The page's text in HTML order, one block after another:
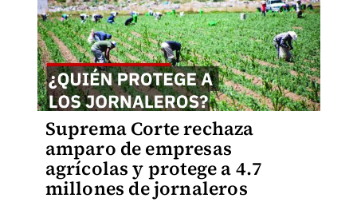
Suprema Corte rechaza
amparo de empresas
agrícolas y protege a 4.7
millones de jornaleros